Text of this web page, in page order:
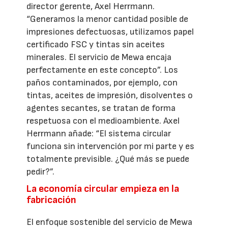
director gerente, Axel Herrmann.
“Generamos la menor cantidad posible de
impresiones defectuosas, utilizamos papel
certificado FSC y tintas sin aceites
minerales. El servicio de Mewa encaja
perfectamente en este concepto”. Los
paños contaminados, por ejemplo, con
tintas, aceites de impresión, disolventes o
agentes secantes, se tratan de forma
respetuosa con el medioambiente. Axel
Herrmann añade: “El sistema circular
funciona sin intervención por mi parte y es
totalmente previsible. ¿Qué más se puede
pedir?”.
La economía circular empieza en la
fabricación
El enfoque sostenible del servicio de Mewa